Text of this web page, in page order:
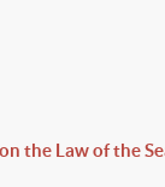
the Law of the